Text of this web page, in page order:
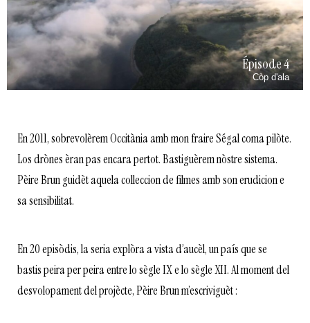
Épisode 4
Còp d'ala
En 2011, sobrevolèrem Occitània amb mon fraire Ségal coma pilòte.
Los drònes èran pas encara pertot. Bastiguèrem nòstre sistema.
Pèire Brun guidèt aquela colleccion de filmes amb son erudicion e
sa sensibilitat.
En 20 episòdis, la seria explòra a vista d’aucèl, un país que se
bastis peira per peira entre lo sègle IX e lo sègle XII. Al moment del
desvolopament del projècte, Pèire Brun m’escriviguèt :